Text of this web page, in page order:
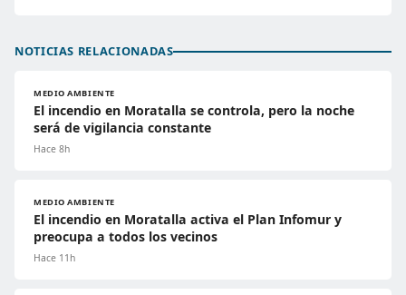
NOTICIAS RELACIONADAS
MEDIO AMBIENTE
El incendio en Moratalla se controla, pero la noche
será de vigilancia constante
Hace 8h
MEDIO AMBIENTE
El incendio en Moratalla activa el Plan Infomur y
preocupa a todos los vecinos
Hace 11h